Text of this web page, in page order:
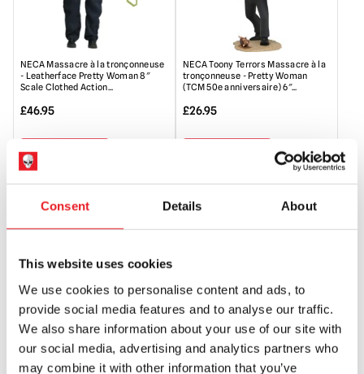
Consent Details About
This website uses cookies
We use cookies to personalise content and ads, to
provide social media features and to analyse our traffic.
We also share information about your use of our site with
our social media, advertising and analytics partners who
may combine it with other information that you’ve
NECA Massacre à la tronçonneuse
- Leatherface Pretty Woman 8″
Scale Clothed Action...
£46.95
NECA Toony Terrors Massacre à la
tronçonneuse - Pretty Woman
(TCM 50e anniversaire) 6″...
£26.95